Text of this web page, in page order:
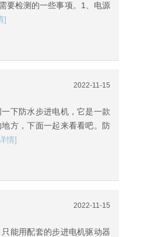
要检测的一些事项。1、电源
]
2022-11-15
下防水步进电机，它是一款
方，下面一起来看看吧。防
情]
2022-11-15
能用配套的步进电机驱动器